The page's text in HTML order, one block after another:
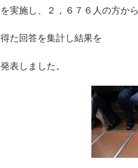
を実施し、２，６７６人の方から
得た回答を集計し結果を
発表しました。